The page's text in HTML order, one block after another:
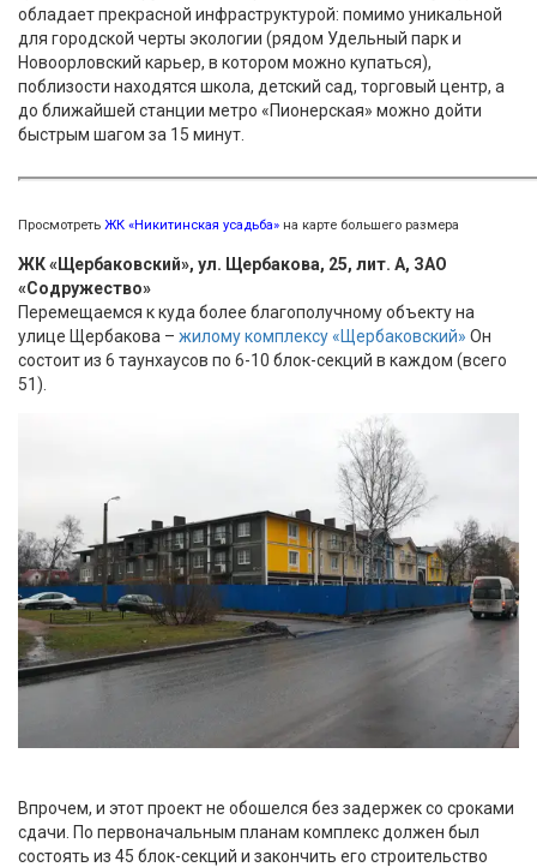
обладает прекрасной инфраструктурой: помимо уникальной
для городской черты экологии (рядом Удельный парк и
Новоорловский карьер, в котором можно купаться),
поблизости находятся школа, детский сад, торговый центр, а
до ближайшей станции метро «Пионерская» можно дойти
быстрым шагом за 15 минут.
Просмотреть ЖК «Никитинская усадьба» на карте большего размера
ЖК «Щербаковский», ул. Щербакова, 25, лит. А, ЗАО
«Содружество»
Перемещаемся к куда более благополучному объекту на
улице Щербакова – жилому комплексу «Щербаковский» Он
состоит из 6 таунхаусов по 6-10 блок-секций в каждом (всего
51).
Впрочем, и этот проект не обошелся без задержек со сроками
сдачи. По первоначальным планам комплекс должен был
состоять из 45 блок-секций и закончить его строительство